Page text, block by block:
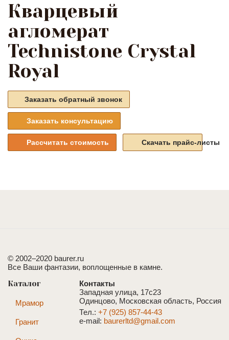
Кварцевый
агломерат
Technistone Crystal
Royal
Заказать обратный звонок
Заказать консультацию
Рассчитать стоимость Скачать прайс-листы
© 2002–2020 baurer.ru
Все Ваши фантазии, воплощенные в камне.
Контакты
Западная улица, 17с23
Одинцово, Московская область, Россия
Тел.: +7 (925) 857-44-43
e-mail: baurerltd@gmail.com
Каталог
Мрамор
Гранит